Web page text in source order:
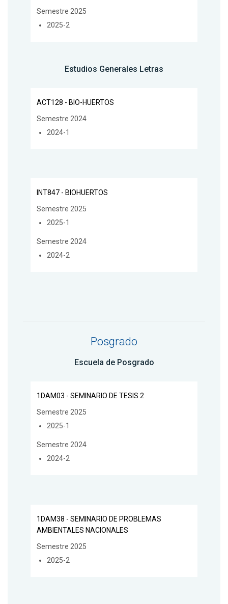
Semestre 2025
2025-2
Estudios Generales Letras
ACT128 - BIO-HUERTOS
Semestre 2024
2024-1
INT847 - BIOHUERTOS
Semestre 2025
2025-1
Semestre 2024
2024-2
Posgrado
Escuela de Posgrado
1DAM03 - SEMINARIO DE TESIS 2
Semestre 2025
2025-1
Semestre 2024
2024-2
1DAM38 - SEMINARIO DE PROBLEMAS
AMBIENTALES NACIONALES
Semestre 2025
2025-2